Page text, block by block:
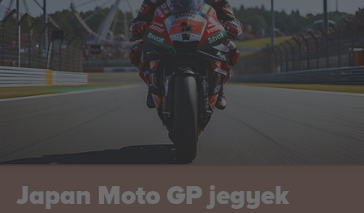
Japan Moto GP jegyek